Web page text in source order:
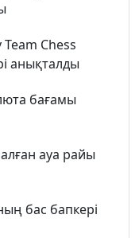
Chess
анықталды
бағамы
ауа райы
бас бапкері